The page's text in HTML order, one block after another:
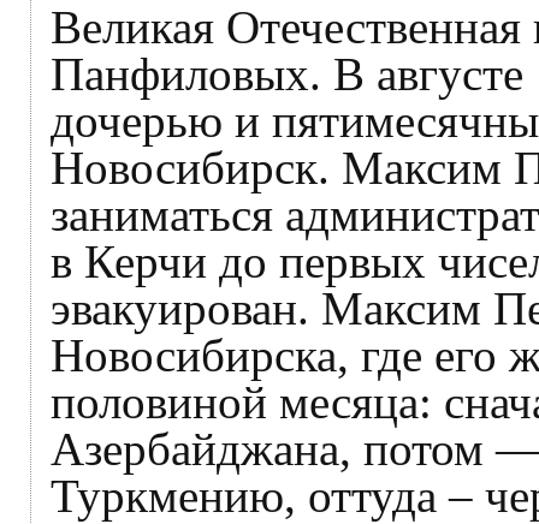
Великая
Панфиловых. В августе
дочерью и
Новосибирск. Максим
заниматься
в Керчи до первых
эвакуирован. Максим
Новосибирска, где его
половиной месяца:
Азербайджана, потом
Туркмению, оттуда –